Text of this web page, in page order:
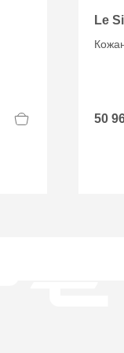
Le
50